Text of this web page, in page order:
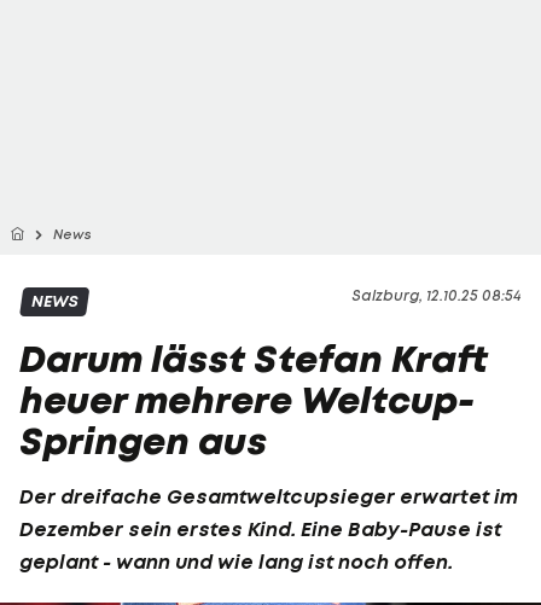
News
Salzburg, 12.10.25 08:54
NEWS
Darum lässt Stefan Kraft
heuer mehrere Weltcup-
Springen aus
Der dreifache Gesamtweltcupsieger erwartet im
Dezember sein erstes Kind. Eine Baby-Pause ist
geplant - wann und wie lang ist noch offen.